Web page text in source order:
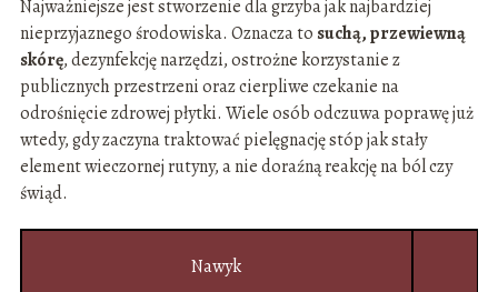
Najważniejsze jest stworzenie dla grzyba jak najbardziej
nieprzyjaznego środowiska. Oznacza to suchą, przewiewną
skórę, dezynfekcję narzędzi, ostrożne korzystanie z
publicznych przestrzeni oraz cierpliwe czekanie na
odrośnięcie zdrowej płytki. Wiele osób odczuwa poprawę już
wtedy, gdy zaczyna traktować pielęgnację stóp jak stały
element wieczornej rutyny, a nie doraźną reakcję na ból czy
świąd.
Nawyk